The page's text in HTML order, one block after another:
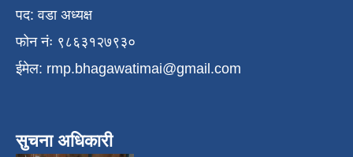
पद: वडा अध्यक्ष
फोन नंः ९८६३१२७९३०
ईमेल: rmp.bhagawatimai@gmail.com
सुचना अधिकारी